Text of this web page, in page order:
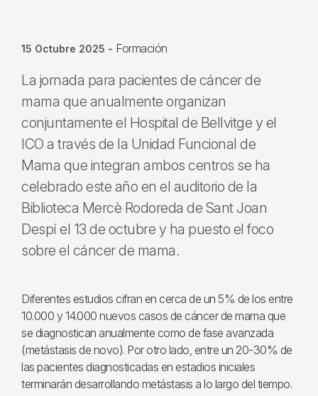
15 Octubre 2025 - Formación
La jornada para pacientes de cáncer de
mama que anualmente organizan
conjuntamente el Hospital de Bellvitge y el
ICO a través de la Unidad Funcional de
Mama que integran ambos centros se ha
celebrado este año en el auditorio de la
Biblioteca Mercè Rodoreda de Sant Joan
Despí el 13 de octubre y ha puesto el foco
sobre el cáncer de mama.
Diferentes estudios cifran en cerca de un 5% de los entre
10.000 y 14.000 nuevos casos de cáncer de mama que
se diagnostican anualmente como de fase avanzada
(metástasis de novo). Por otro lado, entre un 20-30% de
las pacientes diagnosticadas en estadios iniciales
terminarán desarrollando metástasis a lo largo del tiempo.